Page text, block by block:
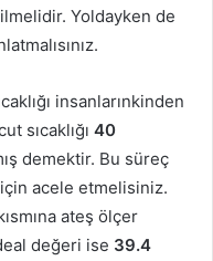
Yoldayken de
insanlarınkinden
sıcaklığı 40
demektir. Bu süreç
acele etmelisiniz.
ateş ölçer
değeri ise 39.4